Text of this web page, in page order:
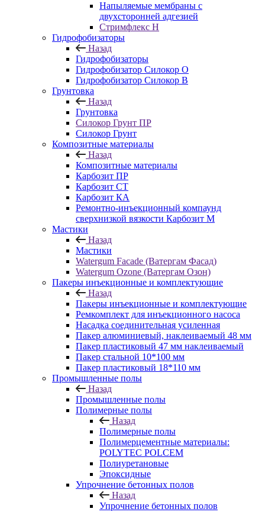
Напыляемые мембраны с
двухсторонней адгезией
Стримфлекс Н
Гидрофобизаторы
Назад
Гидрофобизаторы
Гидрофобизатор Силокор О
Гидрофобизатор Силокор В
Грунтовка
Назад
Грунтовка
Силокор Грунт ПР
Силокор Грунт
Композитные материалы
Назад
Композитные материалы
Карбозит ПР
Карбозит СТ
Карбозит КА
Ремонтно-инъекционный компаунд
сверхнизкой вязкости Карбозит М
Мастики
Назад
Мастики
Watergum Facade (Ватергам Фасад)
Watergum Ozone (Ватергам Озон)
Пакеры инъекционные и комплектующие
Назад
Пакеры инъекционные и комплектующие
Ремкомплект для инъекционного насоса
Насадка соединительная усиленная
Пакер алюминиевый, наклеиваемый 48 мм
Пакер пластиковый 47 мм наклеиваемый
Пакер стальной 10*100 мм
Пакер пластиковый 18*110 мм
Промышленные полы
Назад
Промышленные полы
Полимерные полы
Назад
Полимерные полы
Полимерцементные материалы:
POLYTEC POLCEM
Полиуретановые
Эпоксидные
Упрочнение бетонных полов
Назад
Упрочнение бетонных полов